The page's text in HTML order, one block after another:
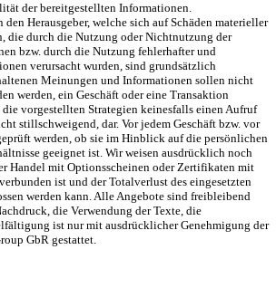
der bereitgestellten Informationen.
den Herausgeber, welche sich auf Schäden materieller
die durch die Nutzung oder Nichtnutzung der
bzw. durch die Nutzung fehlerhafter und
verursacht wurden, sind grundsätzlich
Meinungen und Informationen sollen nicht
werden, ein Geschäft oder eine Transaktion
vorgestellten Strategien keinesfalls einen Aufruf
stillschweigend, dar. Vor jedem Geschäft bzw. vor
werden, ob sie im Hinblick auf die persönlichen
geeignet ist. Wir weisen ausdrücklich noch
Handel mit Optionsscheinen oder Zertifikaten mit
ist und der Totalverlust des eingesetzten
werden kann. Alle Angebote sind freibleibend
die Verwendung der Texte, die
ist nur mit ausdrücklicher Genehmigung der
GbR gestattet.